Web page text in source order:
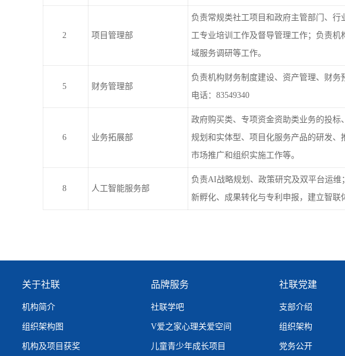
2 项目管理部
负责常规类社工项目和政府主管部门、
工专业培训工作及督导管理工作；负责
域服务调研等工作。
5 财务管理部
负责机构财务制度建设、资产管理、财务
电话：83549340
6 业务拓展部
政府购买类、专项资金资助类业务的投
规划和实体型、项目化服务产品的研发、
市场推广和组织实施工作等。
8 人工智能服务部
负责AI战略规划、政策研究及双平台运
新孵化、成果转化与专利申报，建立智联
关于社联
机构简介
组织架构图
机构及项目获奖
品牌服务
社联学吧
V爱之家心理关爱空间
儿童青少年成长项目
社联党建
支部介绍
组织架构
党务公开